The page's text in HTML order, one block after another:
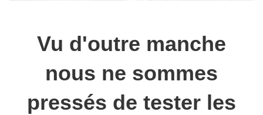
Vu d'outre manche
nous ne sommes
pressés de tester les